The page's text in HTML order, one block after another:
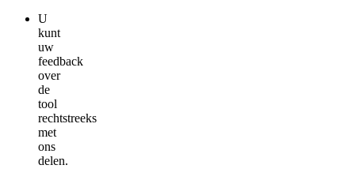
U
kunt
uw
feedback
over
de
tool
rechtstreeks
met
ons
delen.